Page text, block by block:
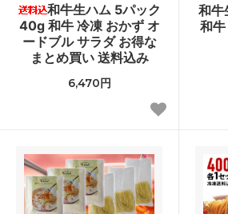
和牛生ハム 5パック
40g 和牛 冷凍 おかず オ
ードブル サラダ お得な
まとめ買い 送料込み
6,470円
和牛
和